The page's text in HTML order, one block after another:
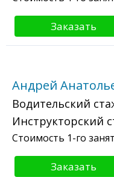
Заказать
Андрей
Водительский
Инструкторский
Стоимость 1-го
Заказать